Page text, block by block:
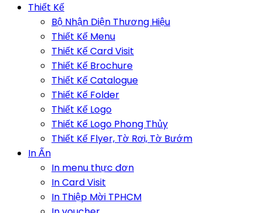
Thiết Kế
Bộ Nhận Diện Thương Hiệu
Thiết Kế Menu
Thiết Kế Card Visit
Thiết Kế Brochure
Thiết Kế Catalogue
Thiết Kế Folder
Thiết Kế Logo
Thiết Kế Logo Phong Thủy
Thiết Kế Flyer, Tờ Rơi, Tờ Bướm
In Ấn
In menu thực đơn
In Card Visit
In Thiệp Mời TPHCM